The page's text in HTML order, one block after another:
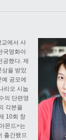
교에서 사
국영화아
공했다. 제
상을 받았
공모에
리오 시놉
의 단편영
각본을
10회 창
몬드>는
출간됐으